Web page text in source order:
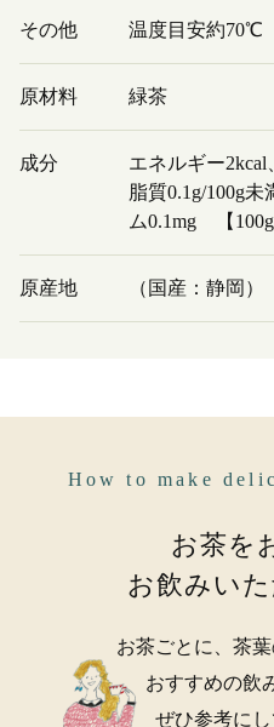
その他 温度目安約70℃
原材料 緑茶
成分
エネルギー2kcal
脂質0.1g/100g
ム0.1mg 【100g
原産地 （国産：静岡）
How to make
お茶を
お飲みい
お茶ごとに、茶
おすすめの飲
ぜひ参考に